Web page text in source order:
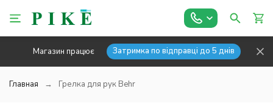
Магазин працює Затримка по відправці до 5 днів
Главная Грелка для рук Behr